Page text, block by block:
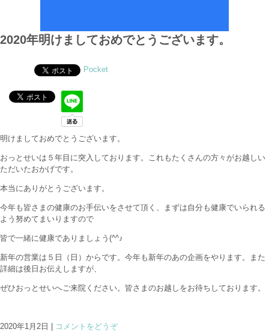
2020年明けましておめでとうございます。
Pocket
明けましておめでとうございます。
おっとせいは５年目に突入しております。これもたくさんの方々がお越しい
ただいたおかげです。
本当にありがとうございます。
今年も皆さまの健康のお手伝いをさせて頂く、まずは自分も健康でいられる
よう努めてまいりますので
皆で一緒に健康でありましょう(^^♪
新年の営業は５日（日）からです。今年も新年のあの企画をやります。また
詳細は後日お伝えしますが、
ぜひおっとせいへご来院ください。皆さまのお越しをお待ちしております。
2020年1月2日
コメントをどうぞ